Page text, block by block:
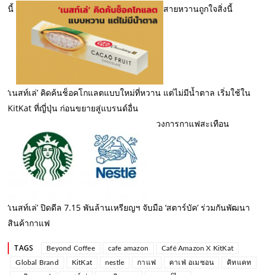
นี้
สายหวานถูกใจสิ่งนี้
‘เนสท์เล่’ คิดค้นช็อคโกแลตแบบใหม่ที่หวาน แต่ไม่มีน้ำตาล เริ่มใช้ใน
KitKat ที่ญี่ปุ่น ก่อนขยายสู่แบรนด์อื่น
วงการกาแฟสะเทือน
‘เนสท์เล่’ ปิดดีล 7.15 พันล้านเหรียญฯ จับมือ ‘สตาร์บัค’ ร่วมกันพัฒนา
สินค้ากาแฟ
TAGS Beyond Coffee cafe amazon
Café Amazon X KitKat
Global Brand
KitKat nestle กาแฟ คาเฟ่ อเมซอน
คิทแคท